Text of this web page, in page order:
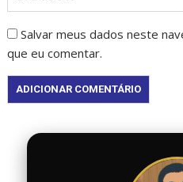
Salvar meus dados neste
que eu comentar.